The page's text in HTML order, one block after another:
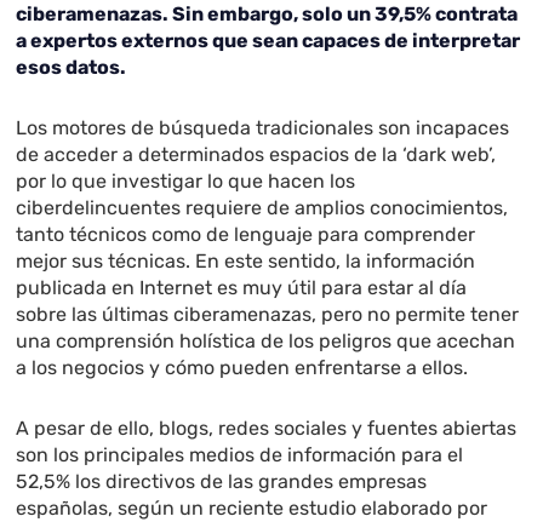
ciberamenazas. Sin embargo, solo un 39,5% contrata
a expertos externos que sean capaces de interpretar
esos datos.
Los motores de búsqueda tradicionales son incapaces
de acceder a determinados espacios de la ‘dark web’,
por lo que investigar lo que hacen los
ciberdelincuentes requiere de amplios conocimientos,
tanto técnicos como de lenguaje para comprender
mejor sus técnicas. En este sentido, la información
publicada en Internet es muy útil para estar al día
sobre las últimas ciberamenazas, pero no permite tener
una comprensión holística de los peligros que acechan
a los negocios y cómo pueden enfrentarse a ellos.
A pesar de ello, blogs, redes sociales y fuentes abiertas
son los principales medios de información para el
52,5% los directivos de las grandes empresas
españolas, según un reciente estudio elaborado por